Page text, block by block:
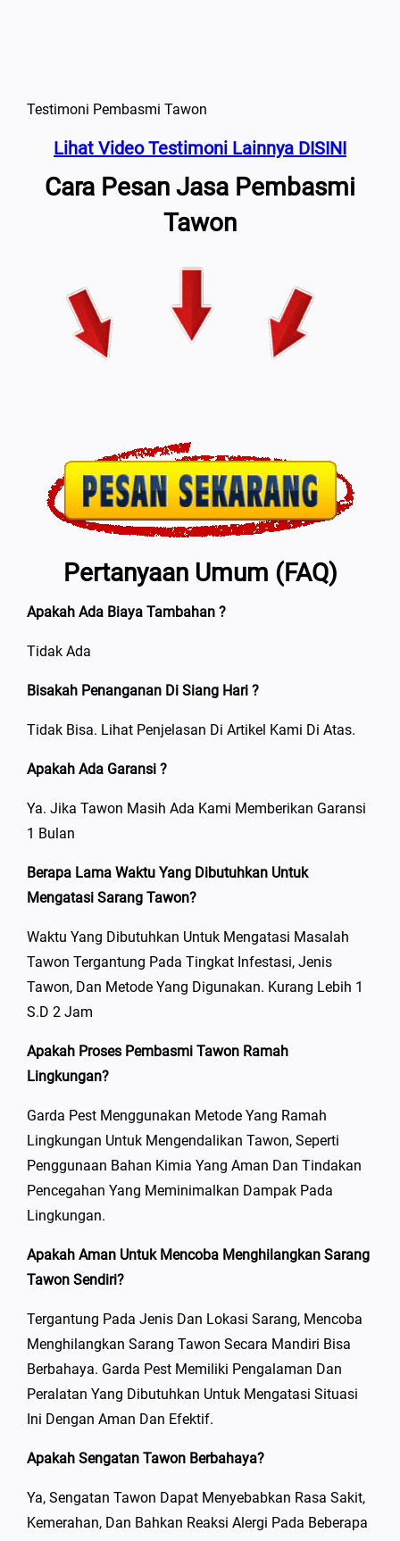
Testimoni Pembasmi Tawon
Lihat Video Testimoni Lainnya DISINI
Cara Pesan Jasa Pembasmi
Tawon
Pertanyaan Umum (FAQ)
Apakah Ada Biaya Tambahan ?
Tidak Ada
Bisakah Penanganan Di Siang Hari ?
Tidak Bisa. Lihat Penjelasan Di Artikel Kami Di Atas.
Apakah Ada Garansi ?
Ya. Jika Tawon Masih Ada Kami Memberikan Garansi
1 Bulan
Berapa Lama Waktu Yang Dibutuhkan Untuk
Mengatasi Sarang Tawon?
Waktu Yang Dibutuhkan Untuk Mengatasi Masalah
Tawon Tergantung Pada Tingkat Infestasi, Jenis
Tawon, Dan Metode Yang Digunakan. Kurang Lebih 1
S.d 2 Jam
Apakah Proses Pembasmi Tawon Ramah
Lingkungan?
Garda Pest Menggunakan Metode Yang Ramah
Lingkungan Untuk Mengendalikan Tawon, Seperti
Penggunaan Bahan Kimia Yang Aman Dan Tindakan
Pencegahan Yang Meminimalkan Dampak Pada
Lingkungan.
Apakah Aman Untuk Mencoba Menghilangkan Sarang
Tawon Sendiri?
Tergantung Pada Jenis Dan Lokasi Sarang, Mencoba
Menghilangkan Sarang Tawon Secara Mandiri Bisa
Berbahaya. Garda Pest Memiliki Pengalaman Dan
Peralatan Yang Dibutuhkan Untuk Mengatasi Situasi
Ini Dengan Aman Dan Efektif.
Apakah Sengatan Tawon Berbahaya?
Ya, Sengatan Tawon Dapat Menyebabkan Rasa Sakit,
Kemerahan, Dan Bahkan Reaksi Alergi Pada Beberapa